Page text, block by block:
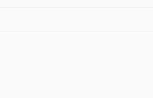
ce qui n’est pas le cas de son fils,